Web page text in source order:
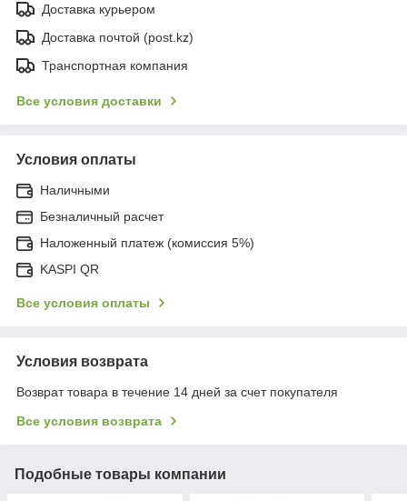
Доставка курьером
Доставка почтой (post.kz)
Транспортная компания
Все условия доставки
Условия оплаты
Наличными
Безналичный расчет
Наложенный платеж (комиссия 5%)
KASPI QR
Все условия оплаты
Условия возврата
Возврат товара в течение 14 дней за счет покупателя
Все условия возврата
Подобные товары компании